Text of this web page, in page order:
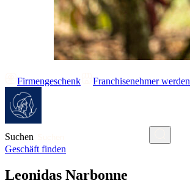
Firmengeschenk Franchisenehmer werden
Suchen
Geschäft finden
Leonidas Narbonne